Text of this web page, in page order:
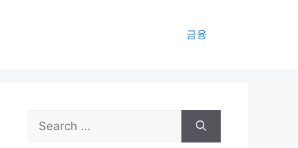
금융
Search
for: